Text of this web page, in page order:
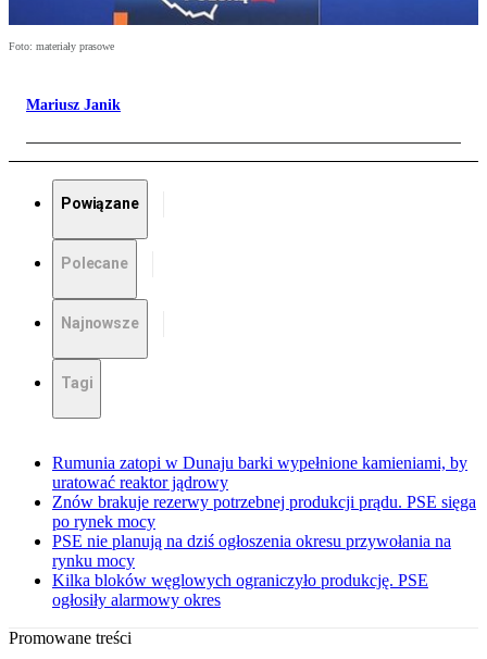
Foto: materiały prasowe
Mariusz Janik
Powiązane
Polecane
Najnowsze
Tagi
Rumunia zatopi w Dunaju barki wypełnione kamieniami, by
uratować reaktor jądrowy
Znów brakuje rezerwy potrzebnej produkcji prądu. PSE sięga
po rynek mocy
PSE nie planują na dziś ogłoszenia okresu przywołania na
rynku mocy
Kilka bloków węglowych ograniczyło produkcję. PSE
ogłosiły alarmowy okres
Promowane treści